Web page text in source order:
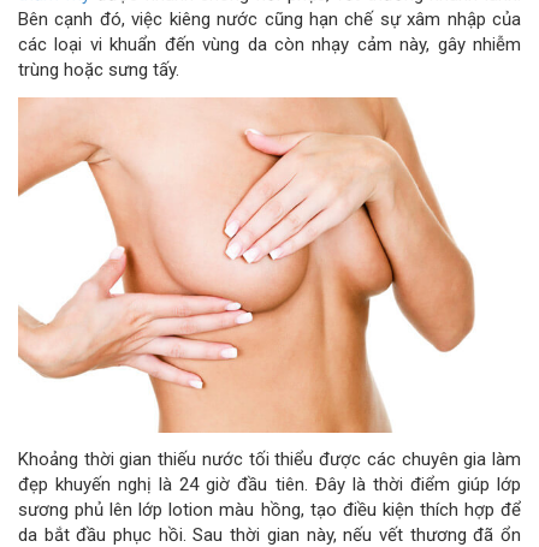
Bên cạnh đó, việc kiêng nước cũng hạn chế sự xâm nhập của
các loại vi khuẩn đến vùng da còn nhạy cảm này, gây nhiễm
trùng hoặc sưng tấy.
Khoảng thời gian thiếu nước tối thiểu được các chuyên gia làm
đẹp khuyến nghị là 24 giờ đầu tiên. Đây là thời điểm giúp lớp
sương phủ lên lớp lotion màu hồng, tạo điều kiện thích hợp để
da bắt đầu phục hồi. Sau thời gian này, nếu vết thương đã ổn